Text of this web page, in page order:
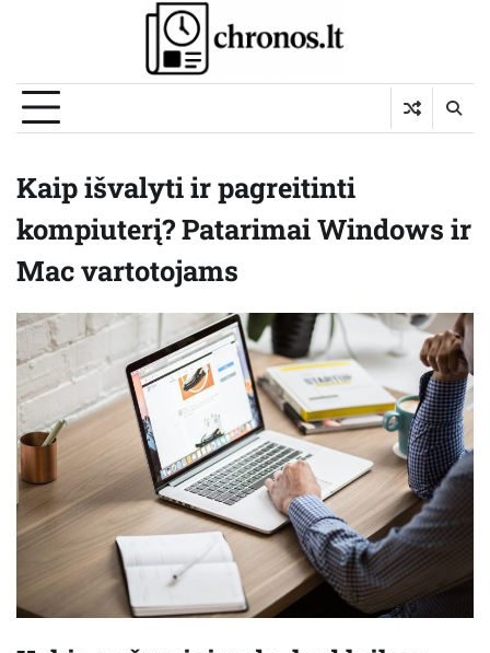
Kaip išvalyti ir pagreitinti
kompiuterį? Patarimai Windows ir
Mac vartotojams